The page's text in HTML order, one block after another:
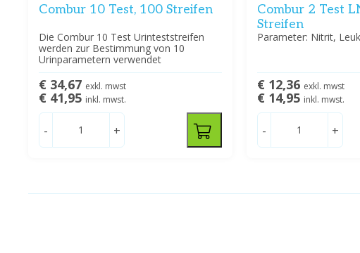
Combur 10 Test, 100 Streifen
Die Combur 10 Test Urinteststreifen
werden zur Bestimmung von 10
Urinparametern verwendet
€ 34,67 exkl. mwst
€ 41,95 inkl. mwst.
- +
Combur 2 Test
Streifen
Parameter: Nitrit,
€ 12,36 exkl. mwst
€ 14,95 inkl. mwst.
- +